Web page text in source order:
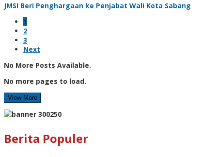
JMSI Beri Penghargaan ke Penjabat Wali Kota Sabang
1
2
3
Next
No More Posts Available.
No more pages to load.
View More
Berita Populer